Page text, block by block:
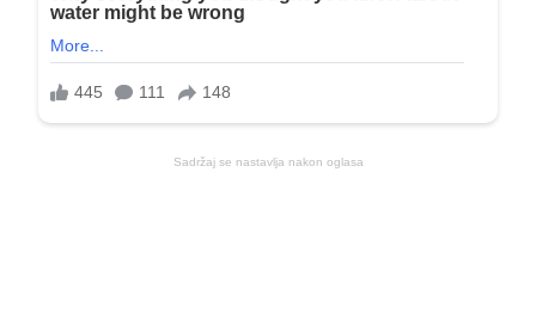
Sadržaj se nastavlja nakon oglasa